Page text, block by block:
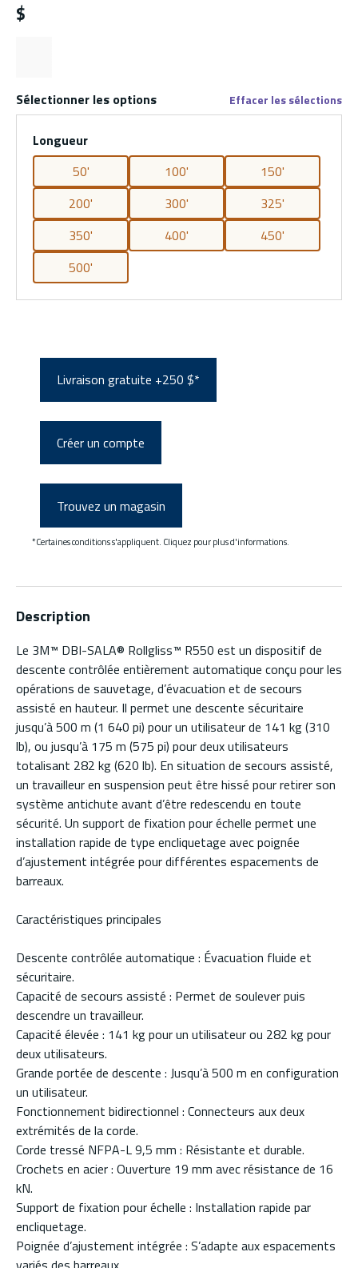
$
Sélectionner les options Effacer les sélections
Longueur
50'
100'
150'
200'
300'
325'
350'
400'
450'
500'
Livraison gratuite +250 $*
Créer un compte
Trouvez un magasin
*Certaines conditions s'appliquent. Cliquez pour plus d'informations.
Description
Le 3M™ DBI-SALA® Rollgliss™ R550 est un dispositif de
descente contrôlée entièrement automatique conçu pour les
opérations de sauvetage, d’évacuation et de secours
assisté en hauteur. Il permet une descente sécuritaire
jusqu’à 500 m (1 640 pi) pour un utilisateur de 141 kg (310
lb), ou jusqu’à 175 m (575 pi) pour deux utilisateurs
totalisant 282 kg (620 lb). En situation de secours assisté,
un travailleur en suspension peut être hissé pour retirer son
système antichute avant d’être redescendu en toute
sécurité. Un support de fixation pour échelle permet une
installation rapide de type encliquetage avec poignée
d’ajustement intégrée pour différentes espacements de
barreaux.
Caractéristiques principales
Descente contrôlée automatique : Évacuation fluide et
sécuritaire.
Capacité de secours assisté : Permet de soulever puis
descendre un travailleur.
Capacité élevée : 141 kg pour un utilisateur ou 282 kg pour
deux utilisateurs.
Grande portée de descente : Jusqu’à 500 m en configuration
un utilisateur.
Fonctionnement bidirectionnel : Connecteurs aux deux
extrémités de la corde.
Corde tressé NFPA-L 9,5 mm : Résistante et durable.
Crochets en acier : Ouverture 19 mm avec résistance de 16
kN.
Support de fixation pour échelle : Installation rapide par
encliquetage.
Poignée d’ajustement intégrée : S’adapte aux espacements